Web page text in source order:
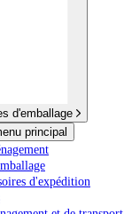
d'emballage
principal
d'expédition